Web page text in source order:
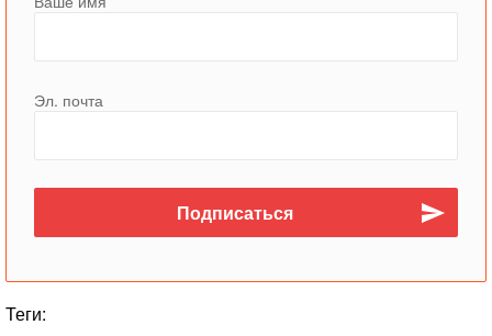
Эл. почта
Теги: